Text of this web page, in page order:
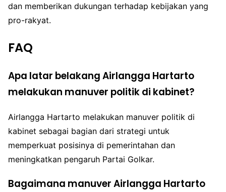
dan memberikan dukungan terhadap kebijakan yang
pro-rakyat.
FAQ
Apa latar belakang Airlangga Hartarto
melakukan manuver politik di kabinet?
Airlangga Hartarto melakukan manuver politik di
kabinet sebagai bagian dari strategi untuk
memperkuat posisinya di pemerintahan dan
meningkatkan pengaruh Partai Golkar.
Bagaimana manuver Airlangga Hartarto